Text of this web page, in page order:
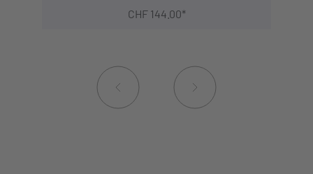
CHF 144.00*